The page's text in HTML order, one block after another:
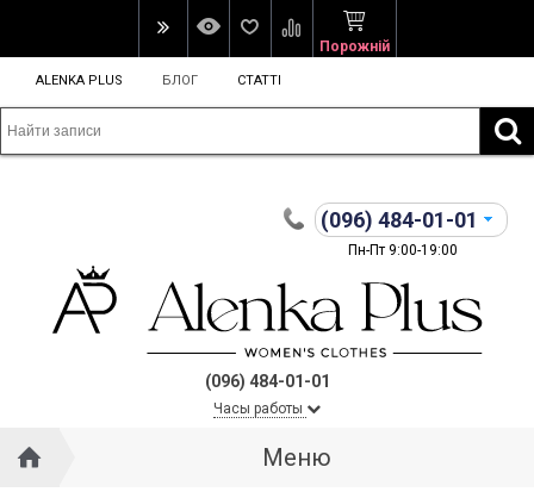
Порожній
ALENKA PLUS БЛОГ СТАТТІ
(096) 484-01-01
Пн-Пт 9:00-19:00
(096) 484-01-01
Часы работы
Меню